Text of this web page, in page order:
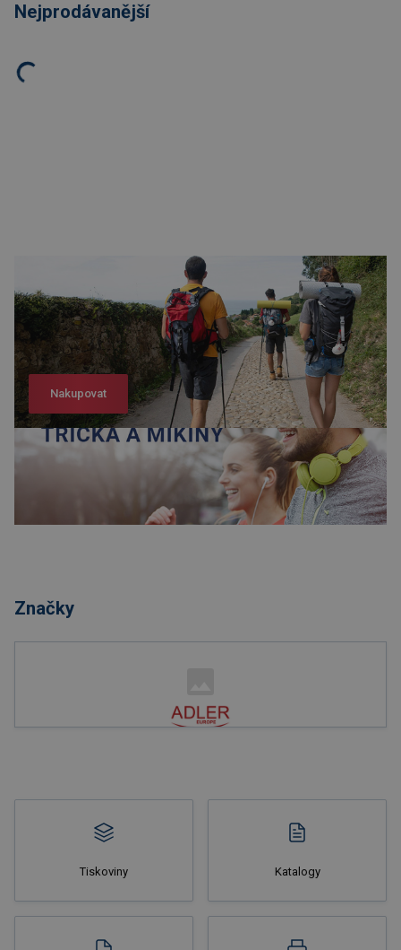
Nejprodávanější
Nakupovat
Značky
Tiskoviny Katalogy